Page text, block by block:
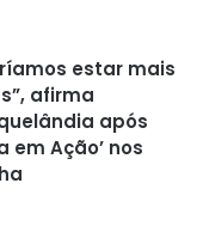
estar mais
afirma
após
em Ação’ nos